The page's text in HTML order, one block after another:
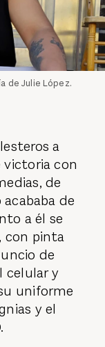
de Julie López.
a
victoria con
de
de
a él se
con pinta
de
celular y
uniforme
y el